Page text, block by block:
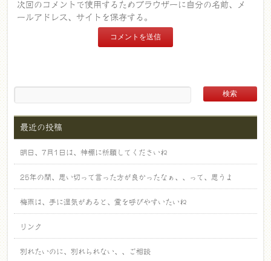
次回のコメントで使用するためブラウザーに自分の名前、メ
ールアドレス、サイトを保存する。
最近の投稿
明日、7月1日は、神棚に祈願してくださいね
25年の間、思い切って言った方が良かったなぁ、、って、思うよ
梅雨は、手に湿気があると、霊を呼びやすいたいね
リンク
別れたいのに、別れられない、、ご相談